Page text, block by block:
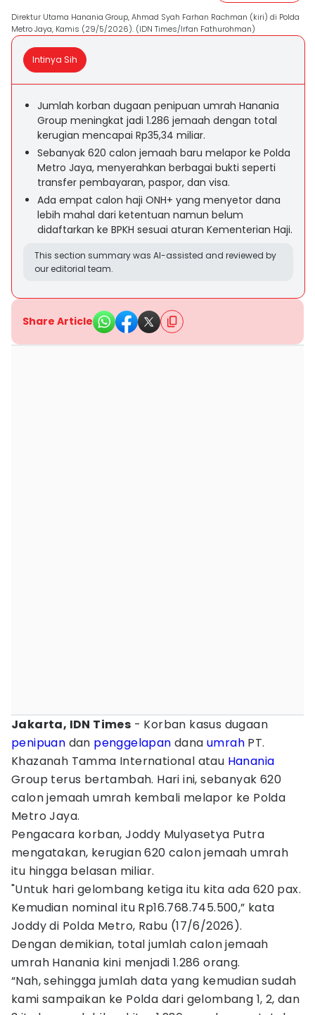
Direktur Utama Hanania Group, Ahmad Syah Farhan Rachman (kiri) di Polda
Metro Jaya, Kamis (29/5/2026). (IDN Times/Irfan Fathurohman)
Intinya Sih
Jumlah korban dugaan penipuan umrah Hanania
Group meningkat jadi 1.286 jemaah dengan total
kerugian mencapai Rp35,34 miliar.
Sebanyak 620 calon jemaah baru melapor ke Polda
Metro Jaya, menyerahkan berbagai bukti seperti
transfer pembayaran, paspor, dan visa.
Ada empat calon haji ONH+ yang menyetor dana
lebih mahal dari ketentuan namun belum
didaftarkan ke BPKH sesuai aturan Kementerian Haji.
This section summary was AI-assisted and reviewed by
our editorial team.
Share Article
Jakarta, IDN Times - Korban kasus dugaan
penipuan dan penggelapan danaumrah PT.
Khazanah Tamma International atau Hanania
Group terus bertambah. Hari ini, sebanyak 620
calon jemaah umrah kembali melapor ke Polda
Metro Jaya.
Pengacara korban, Joddy Mulyasetya Putra
mengatakan, kerugian 620 calon jemaah umrah
itu hingga belasan miliar.
"Untuk hari gelombang ketiga itu kita ada 620 pax.
Kemudian nominal itu Rp16.768.745.500,” kata
Joddy di Polda Metro, Rabu (17/6/2026).
Dengan demikian, total jumlah calon jemaah
umrah Hanania kini menjadi 1.286 orang.
“Nah, sehingga jumlah data yang kemudian sudah
kami sampaikan ke Polda dari gelombang 1, 2, dan